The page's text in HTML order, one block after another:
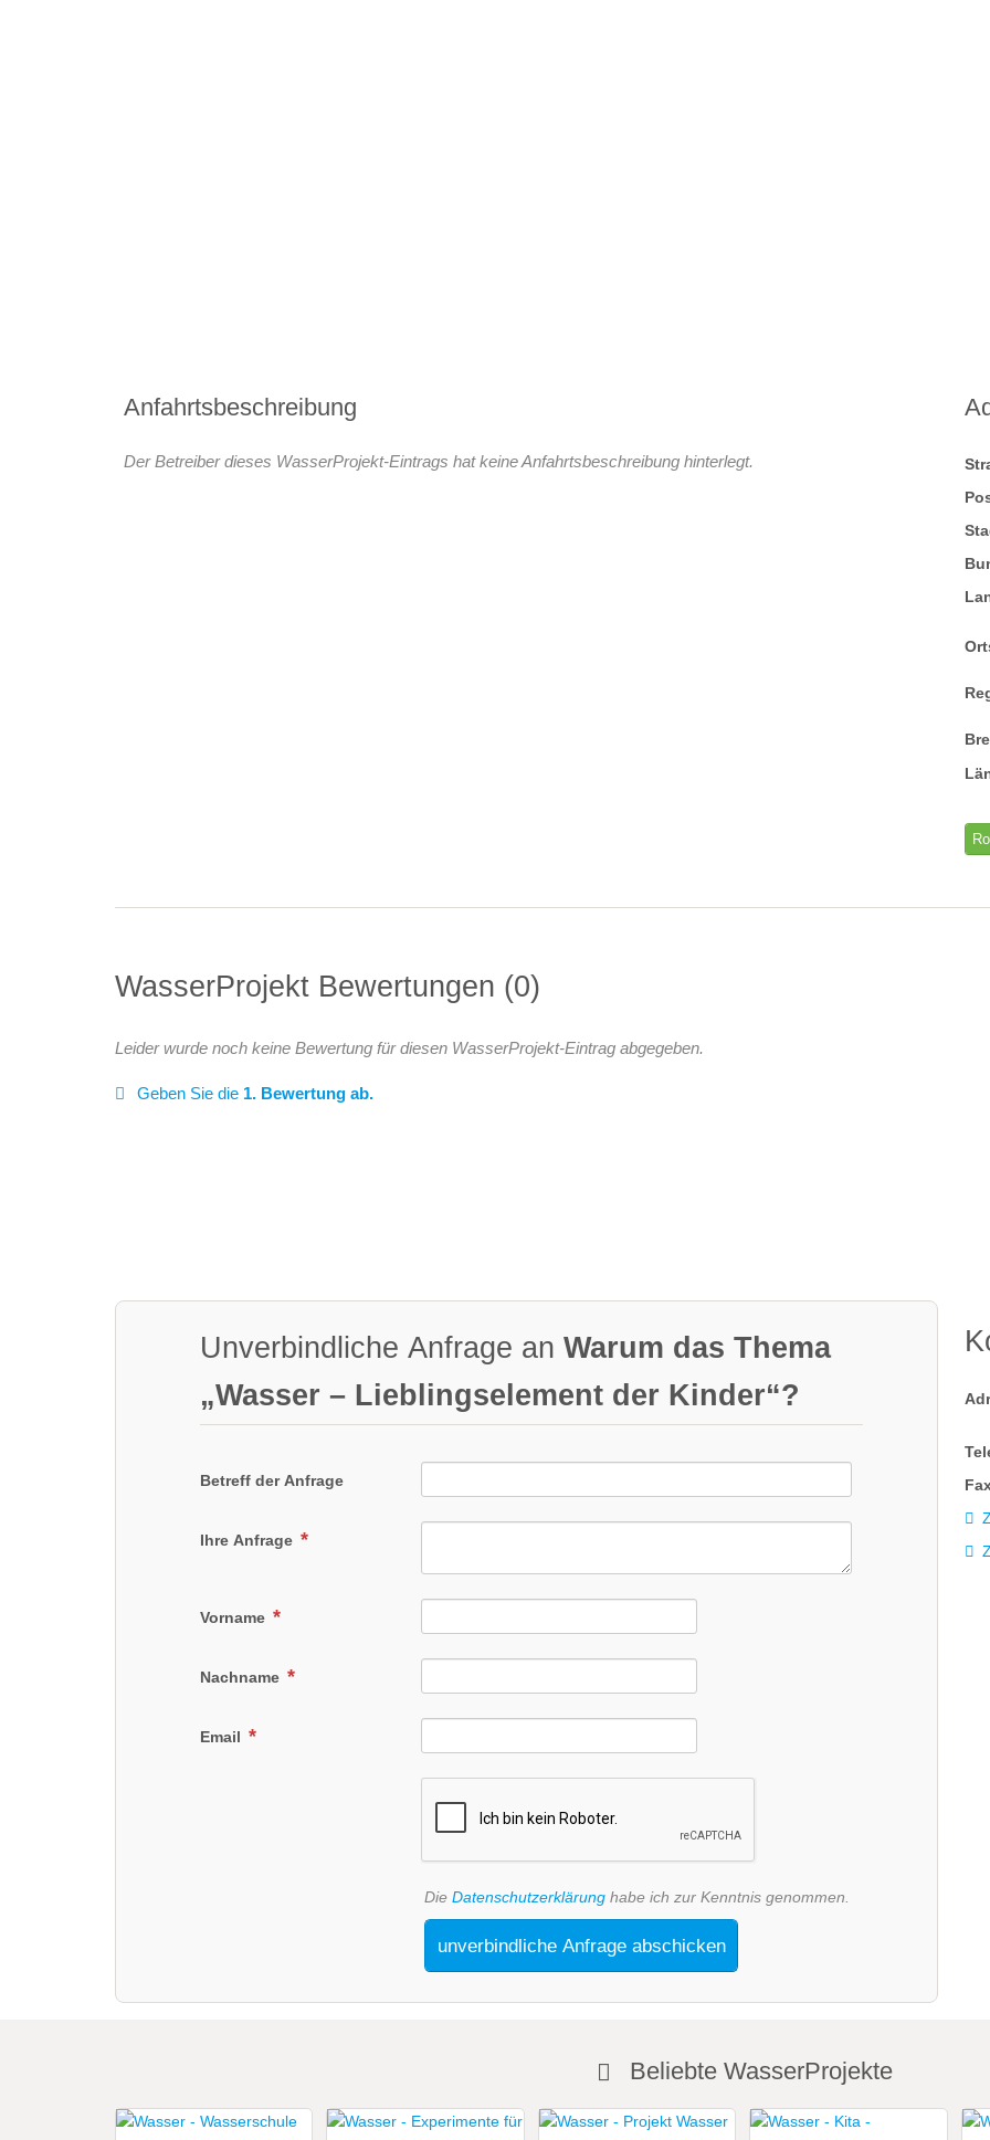
Anfahrtsbeschreibung
Der Betreiber dieses WasserProjekt-Eintrags hat keine Anfahrtsbeschreibung hinterlegt.
WasserProjekt Bewertungen 0
Leider wurde noch keine Bewertung für diesen WasserProjekt-Eintrag abgegeben.
Geben Sie die 1. Bewertung ab.
Unverbindliche Anfrage anWarum das Thema
„Wasser – Lieblingselement der Kinder“?
Betreff der Anfrage
Ihre Anfrage
Vorname
Nachname
Email
DieDatenschutzerklärung habe ich zur Kenntnis genommen.
unverbindliche Anfrage abschicken
Beliebte WasserProjekte